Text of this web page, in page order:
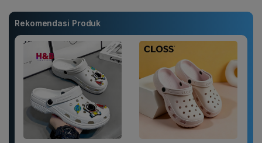
Rekomendasi Produk